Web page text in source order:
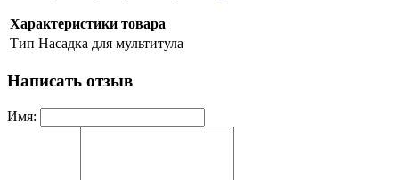
Характеристики товара
Тип Насадка для мультитула
Написать отзыв
Имя: